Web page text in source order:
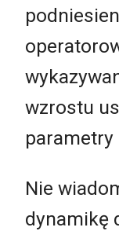
wzrostu
parametry
Nie
dynamikę